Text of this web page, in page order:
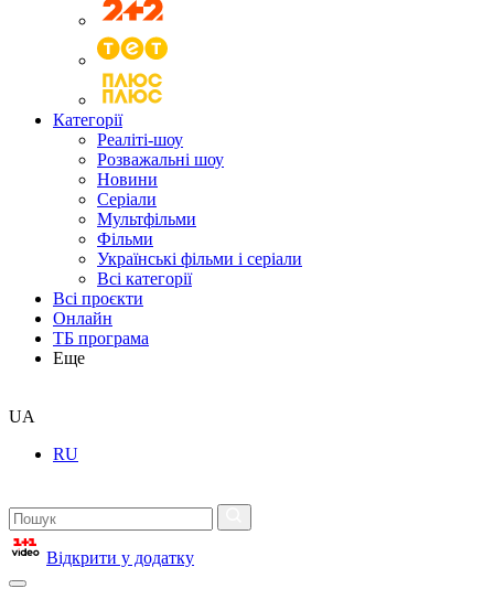
Категорії
Реаліті-шоу
Розважальні шоу
Новини
Серіали
Мультфільми
Фільми
Українські фільми і серіали
Всі категорії
Всі проєкти
Онлайн
ТБ програма
Еще
UA
RU
Відкрити у додатку